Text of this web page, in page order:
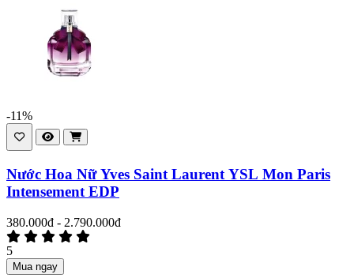
-11%
Nước Hoa Nữ Yves Saint Laurent YSL Mon Paris
Intensement EDP
380.000đ - 2.790.000đ
5
Mua ngay